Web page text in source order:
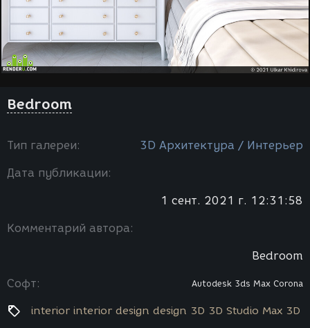
Bedroom
Тип галереи: 3D Архитектура / Интерьер
Дата публикации:
1 сент. 2021 г. 12:31:58
Комментарий автора:
Bedroom
Софт: Autodesk 3ds Max Corona
interior interior design design 3D 3D Studio Max 3D